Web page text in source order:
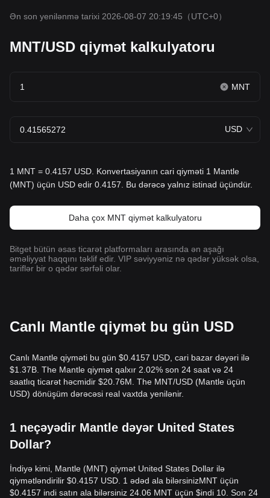
Ən son yenilənmə tarixi 2026-08-07 20:19:45 （UTC+0）
MNT/USD qiymət kalkulyatoru
MNT
USD
1 MNT = 0.4157 USD. Konvertasiyanın cari qiyməti 1 Mantle
(MNT) üçün USD edir 0.4157. Bu dərəcə yalnız istinad üçündür.
Daha çox MNT qiymət kalkulyatoru
Bitget bütün əsas ticarət platformaları arasında ən aşağı
əməliyyat haqqını təklif edir. VIP səviyyəniz nə qədər yüksək olsa,
tariflər bir o qədər sərfəli olar.
Canlı Mantle qiymət bu gün USD
Canlı Mantle qiyməti bu gün $0.4157 USD, cari bazar dəyəri ilə
$1.37B. The Mantle qiymət qalxır 2.02% son 24 saat və 24
saatlıq ticarət həcmidir $20.76M. The MNT/USD (Mantle üçün
USD) dönüşüm dərəcəsi real vaxtda yenilənir.
1 neçəyədir Mantle dəyər United States
Dollar?
İndiyə kimi, Mantle (MNT) qiymət United States Dollar ilə
qiymətləndirilir $0.4157 USD. 1 ədəd ala bilərsinizMNT üçün
$0.4157 indi satın ala bilərsiniz 24.06 MNT üçün $indi 10. Son 24